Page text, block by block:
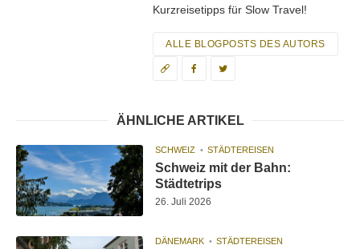
Kurzreisetipps für Slow Travel!
ALLE BLOGPOSTS DES AUTORS
ÄHNLICHE ARTIKEL
SCHWEIZ STÄDTEREISEN
Schweiz mit der Bahn:
Städtetrips
26. Juli 2026
DÄNEMARK STÄDTEREISEN